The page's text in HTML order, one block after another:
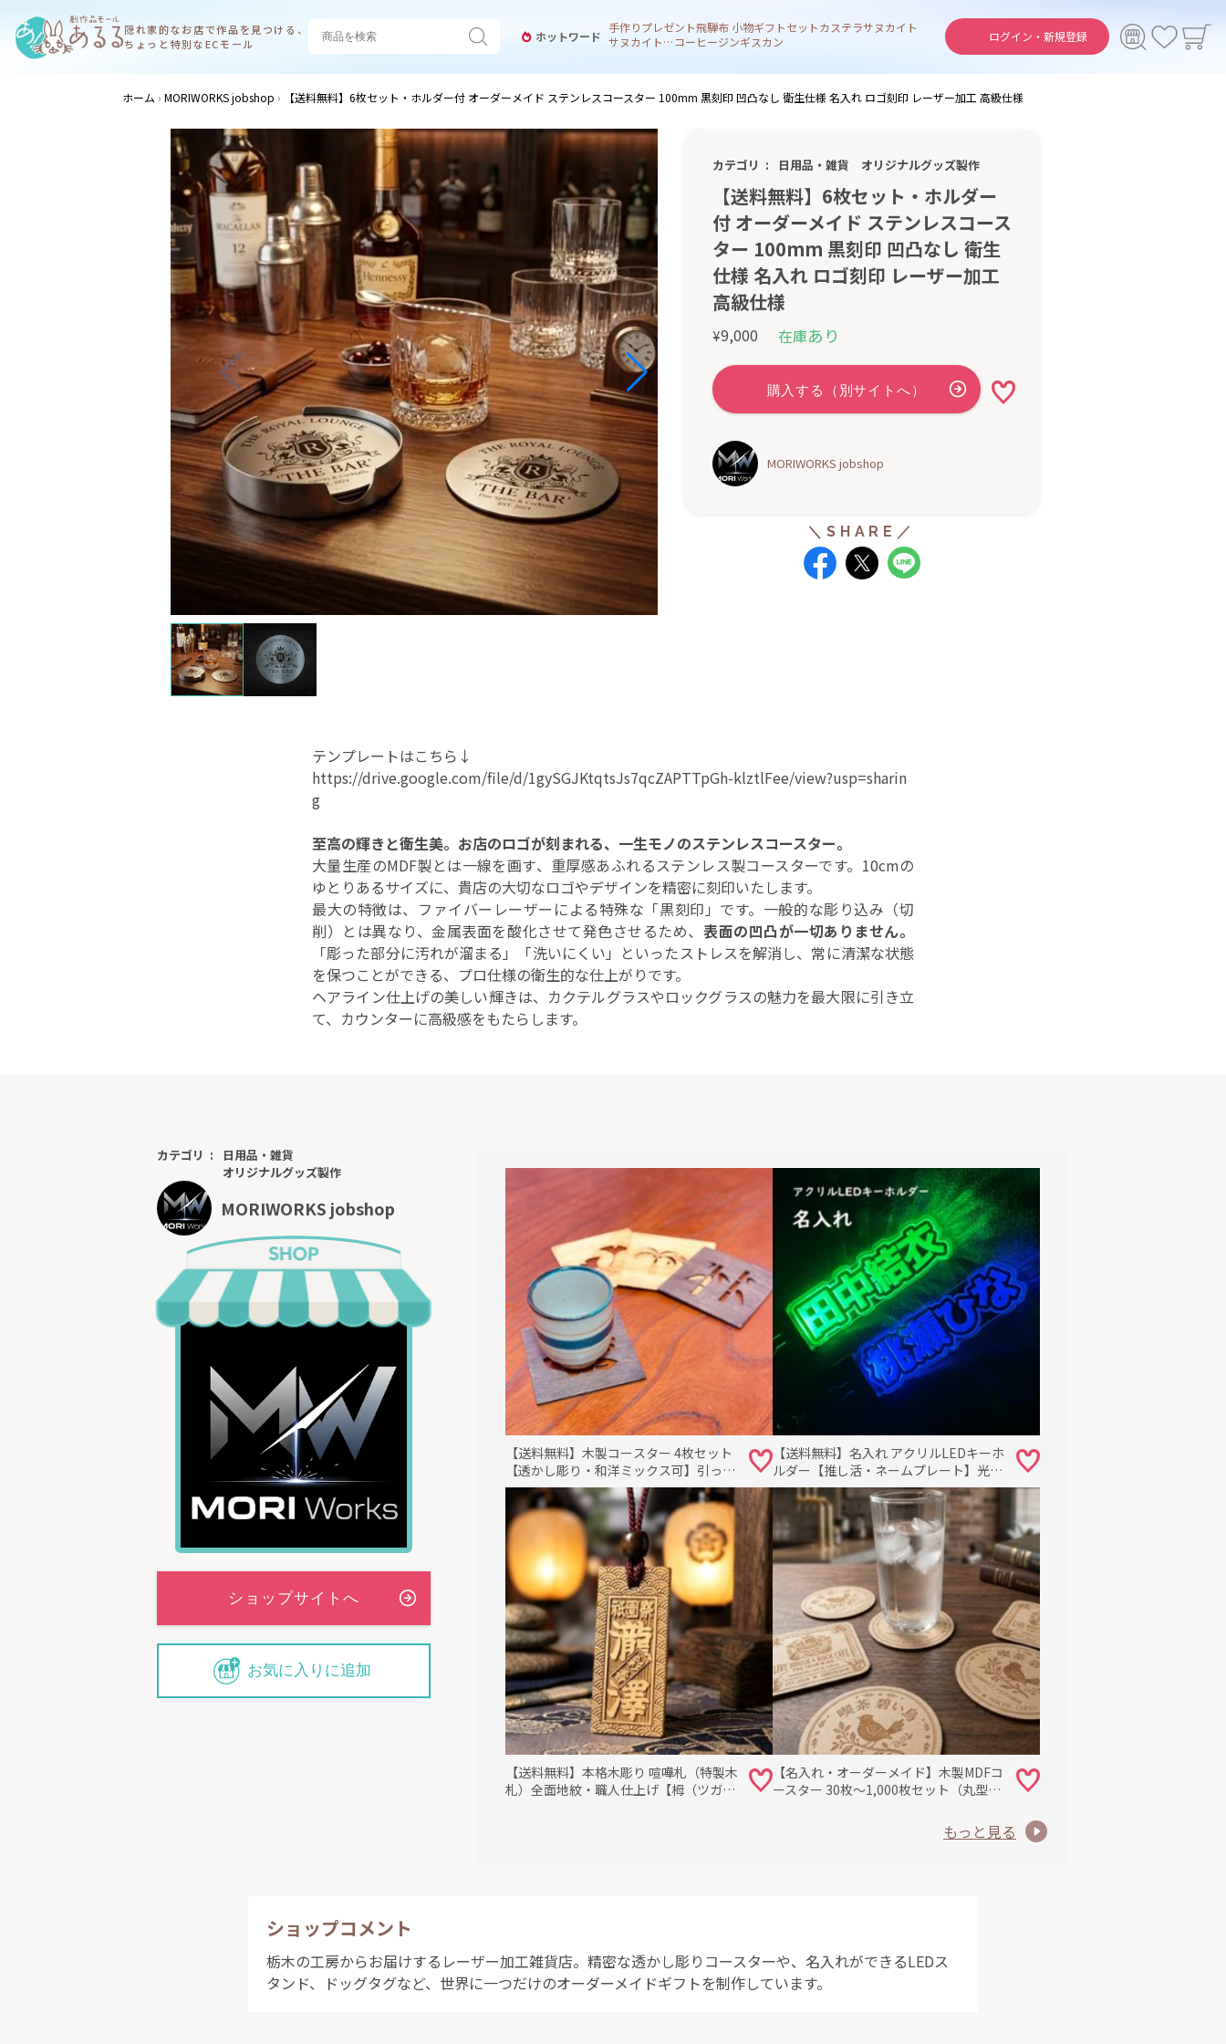
隠れ家的なお店で作品を見つける、
ちょっと特別なECモール
ログイン・ 新規登録
ホットワード
手作りプレゼント飛騨布 小物ギフトセットカステラサヌカイト
サヌカイト 風鈴コーヒージンギスカン
ホーム MORIWORKS jobshop 【送料無料】6枚セット・ホルダー付 オーダーメイド ステンレスコースター 100mm 黒刻印 凹凸なし 衛生仕様 名入れ ロゴ刻印 レーザー加工 高級仕様
カテゴリ 日用品・雑貨 オリジナルグッズ製作
【送料無料】6枚セット・ホルダー
付 オーダーメイド ステンレスコース
ター 100mm 黒刻印 凹凸なし 衛生
仕様 名入れ ロゴ刻印 レーザー加工
高級仕様
¥9,000 在庫あり
MORIWORKS jobshop
テンプレートはこちら↓
https://drive.google.com/file/d/1gySGJKtqtsJs7qcZAPTTpGh-klztlFee/view?usp=sharin
g
至高の輝きと衛生美。お店のロゴが刻まれる、一生モノのステンレスコースター。
大量生産のMDF製とは一線を画す、重厚感あふれるステンレス製コースターです。10cmの
ゆとりあるサイズに、貴店の大切なロゴやデザインを精密に刻印いたします。
最大の特徴は、ファイバーレーザーによる特殊な「黒刻印」です。一般的な彫り込み（切
削）とは異なり、金属表面を酸化させて発色させるため、 表面の凹凸が一切ありません。
「彫った部分に汚れが溜まる」「洗いにくい」といったストレスを解消し、常に清潔な状態
を保つことができる、プロ仕様の衛生的な仕上がりです。
ヘアライン仕上げの美しい輝きは、カクテルグラスやロックグラスの魅力を最大限に引き立
て、カウンターに高級感をもたらします。
カテゴリ
日用品・雑貨
オリジナルグッズ製作
MORIWORKS jobshop
お気に入りに追加
【送料無料】木製コースター 4枚セット
【透かし彫り・和洋ミックス可】引っ越
し祝い プチギフト 北欧 レトロ モダン 天
然木
【送料無料】名入れ アクリルLEDキーホ
ルダー【推し活・ネームプレート】光る
オーダーメイド 刻印 コンサート グッズ
夜道 防犯
【送料無料】本格木彫り 喧嘩札（特製木
札）全面地紋・職人仕上げ【栂（ツガ）
【名入れ・オーダーメイド】木製MDFコ
ースター 30枚～1,000枚セット（丸型
もっと見る
ショップコメント
栃木の工房からお届けするレーザー加工雑貨店。精密な透かし彫りコースターや、名入れができるLEDス
タンド、ドッグタグなど、世界に一つだけのオーダーメイドギフトを制作しています。